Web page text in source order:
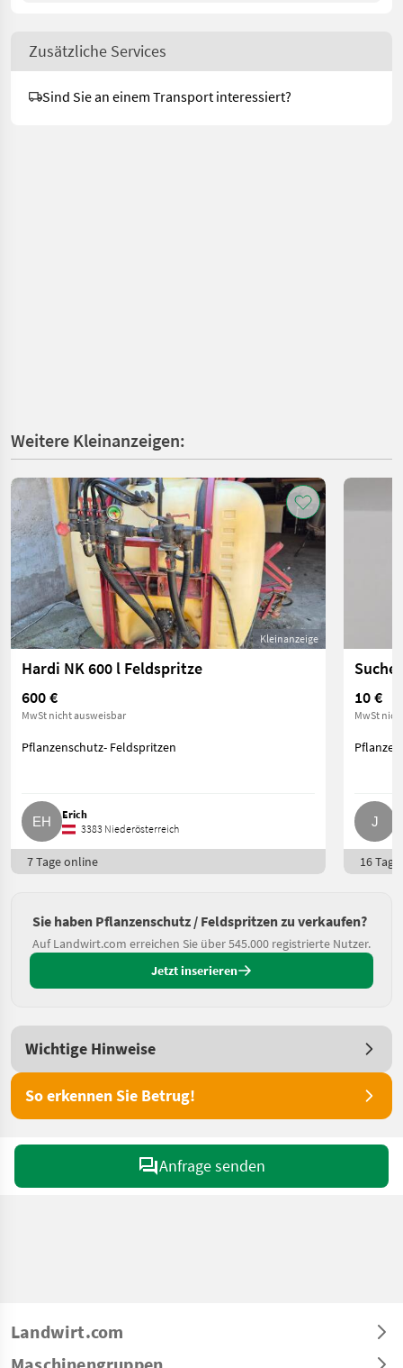
Zusätzliche Services
Sind Sie an einem Transport interessiert?
Weitere Kleinanzeigen:
Kleinanzeige
Hardi NK 600 l Feldspritze
600 €
MwSt nicht ausweisbar
Pflanzenschutz- Feldspritzen
Erich
3383 Niederösterreich
7 Tage online
10 €
MwSt
16
Sie haben Pflanzenschutz / Feldspritzen zu verkaufen?
Auf Landwirt.com erreichen Sie über 545.000 registrierte Nutzer.
Jetzt inserieren
Wichtige Hinweise
So erkennen Sie Betrug!
Anfrage senden
Landwirt.com